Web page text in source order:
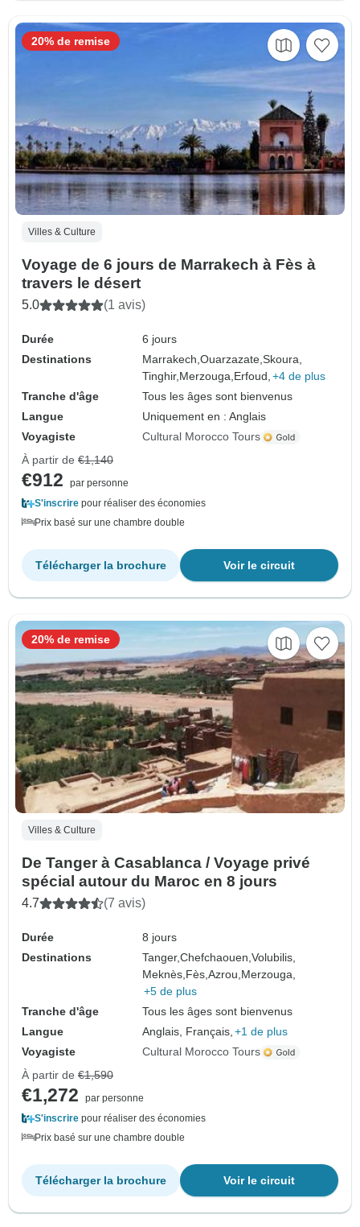
Villes & Culture
Voyage de 6 jours de Marrakech à Fès à
travers le désert
5.0 (1 avis)
Durée
6 jours
Destinations
Marrakech,Ouarzazate,Skoura,
Tinghir, Merzouga, Erfoud, +4 de plus
Tranche d'âge
Tous les âges sont bienvenus
Langue
Uniquement en : Anglais
Voyagiste
Cultural Morocco Tours
20% de remise
À partir de €1,140
€912
par personne
S'inscrire pour réaliser des économies
Prix basé sur une chambre double
Voir le circuit
Télécharger la brochure
Villes & Culture
De Tanger à Casablanca / Voyage privé
spécial autour du Maroc en 8 jours
4.7 (7 avis)
Durée
8 jours
Destinations
Tanger,Chefchaouen,Volubilis,
Meknès,Fès,Azrou,Merzouga,
+5 de plus
Tranche d'âge
Tous les âges sont bienvenus
Langue
Anglais, Français, +1 de plus
Voyagiste
Cultural Morocco Tours
20% de remise
À partir de €1,590
€1,272
par personne
S'inscrire pour réaliser des économies
Prix basé sur une chambre double
Voir le circuit
Télécharger la brochure